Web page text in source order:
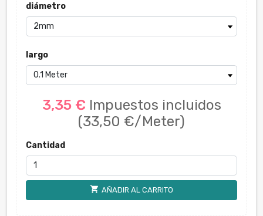
diámetro
largo
3,35 € Impuestos incluidos
(33,50 €/Meter)
Cantidad
shopping_cart AÑADIR AL CARRITO